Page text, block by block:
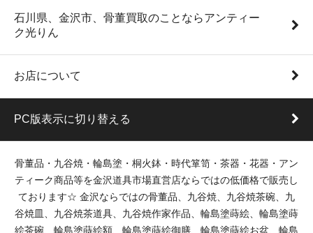
石川県、金沢市、骨董買取のことならアンティー
ク光りん
お店について
PC版表示に切り替える
骨董品・九谷焼・輪島塗・桐火鉢・時代箪笥・茶器・花器・アン
ティーク商品等を金沢道具市場直営店ならではの低価格で販売し
ております☆ 金沢ならではの骨董品、九谷焼、九谷焼茶碗、九
谷焼皿、九谷焼茶道具、九谷焼作家作品、輪島塗蒔絵、輪島塗蒔
絵茶碗、輪島塗蒔絵額、輪島塗蒔絵御膳、輪島塗蒔絵お盆、輪島